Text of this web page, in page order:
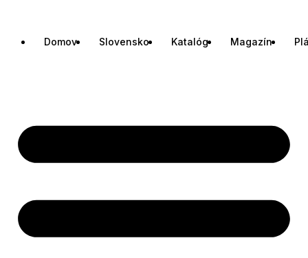
Domov Slovensko Katalóg Magazín